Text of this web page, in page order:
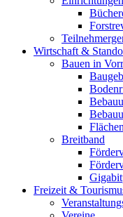
Wirtschaft &
Bauen in
Breitband
Freizeit &